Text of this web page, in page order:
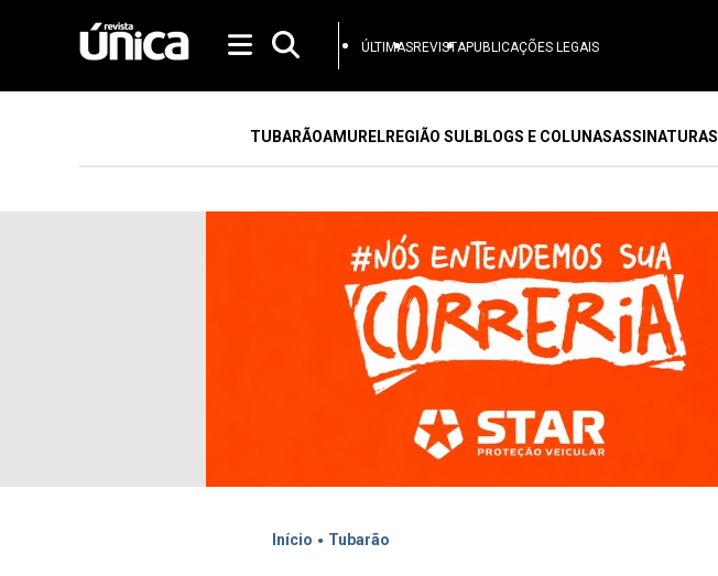
ÚLTIMASREVISTAPUBLICAÇÕES LEGAIS
TUBARÃOAMURELREGIÃO SULBLOGS E COLUNASASSINATURAS
Início . Tubarão